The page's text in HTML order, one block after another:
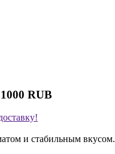
RUB
и стабильным вкусом.